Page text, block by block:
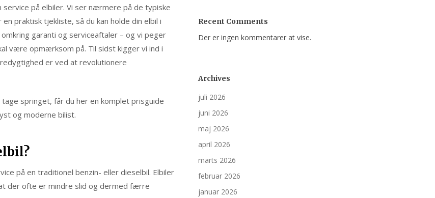
på elbiler. Vi ser nærmere på de typiske
praktisk tjekliste, så du kan holde din elbil i
garanti og serviceaftaler – og vi peger
være opmærksom på. Til sidst kigger vi ind i
er ved at revolutionere
springet, får du her en komplet prisguide
og moderne bilist.
på en traditionel benzin- eller dieselbil. Elbiler
der ofte er mindre slid og dermed færre
Recent Comments
Der er ingen kommentarer at vise.
Archives
juli 2026
juni 2026
maj 2026
april 2026
marts 2026
februar 2026
januar 2026